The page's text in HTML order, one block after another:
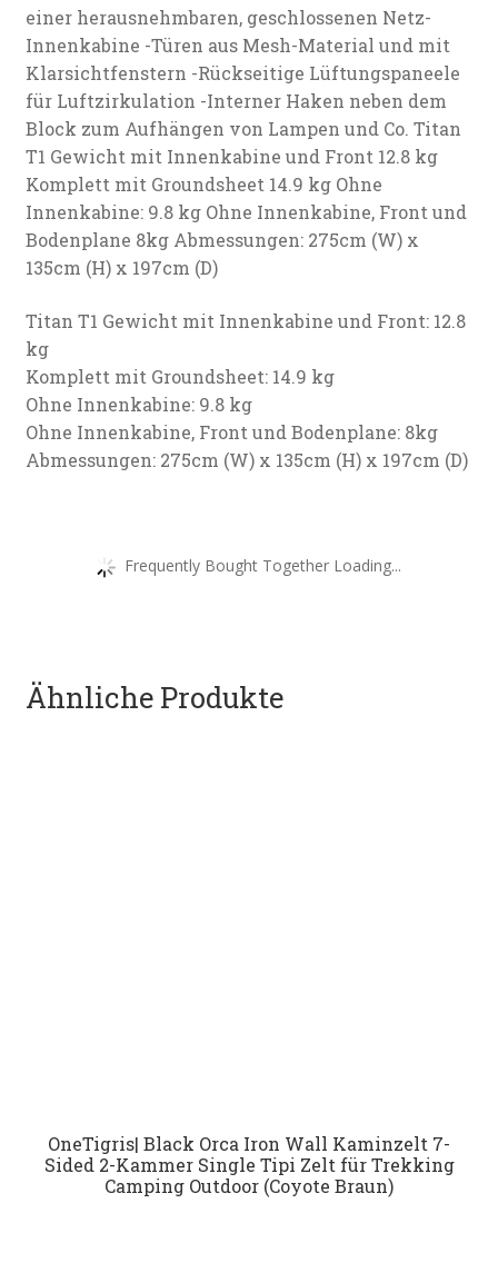
einer herausnehmbaren, geschlossenen Netz-
Innenkabine -Türen aus Mesh-Material und mit
Klarsichtfenstern -Rückseitige Lüftungspaneele
für Luftzirkulation -Interner Haken neben dem
Block zum Aufhängen von Lampen und Co. Titan
T1 Gewicht mit Innenkabine und Front 12.8 kg
Komplett mit Groundsheet 14.9 kg Ohne
Innenkabine: 9.8 kg Ohne Innenkabine, Front und
Bodenplane 8kg Abmessungen: 275cm (W) x
135cm (H) x 197cm (D)
Titan T1 Gewicht mit Innenkabine und Front: 12.8
kg
Komplett mit Groundsheet: 14.9 kg
Ohne Innenkabine: 9.8 kg
Ohne Innenkabine, Front und Bodenplane: 8kg
Abmessungen: 275cm (W) x 135cm (H) x 197cm (D)
Frequently Bought Together Loading...
Ähnliche Produkte
OneTigris| Black Orca Iron Wall Kaminzelt 7-
Sided 2-Kammer Single Tipi Zelt für Trekking
Camping Outdoor (Coyote Braun)